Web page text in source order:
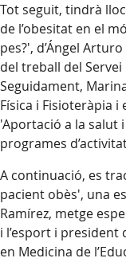
Tot seguit, tindrà
de l’obesitat en el
pes?', d’Ángel
del treball del Servei
Seguidament,
Física i Fisioteràpia
'Aportació a la salut
programes
A continuació, es
pacient obès', una
Ramírez, metge
i l’esport i president
en Medicina de